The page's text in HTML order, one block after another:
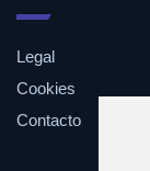
Legal
Cookies
Contacto